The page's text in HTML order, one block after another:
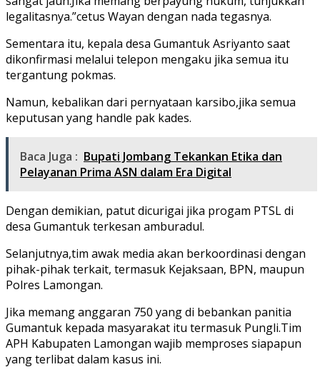
legalitasnya.”cetus Wayan dengan nada tegasnya.
Sementara itu, kepala desa Gumantuk Asriyanto saat
dikonfirmasi melalui telepon mengaku jika semua itu
tergantung pokmas.
Namun, kebalikan dari pernyataan karsibo,jika semua
keputusan yang handle pak kades.
Baca Juga : Bupati Jombang Tekankan Etika dan
Pelayanan Prima ASN dalam Era Digital
Dengan demikian, patut dicurigai jika progam PTSL di
desa Gumantuk terkesan amburadul.
Selanjutnya,tim awak media akan berkoordinasi dengan
pihak-pihak terkait, termasuk Kejaksaan, BPN, maupun
Polres Lamongan.
Jika memang anggaran 750 yang di bebankan panitia
Gumantuk kepada masyarakat itu termasuk Pungli.Tim
APH Kabupaten Lamongan wajib memproses siapapun
yang terlibat dalam kasus ini.